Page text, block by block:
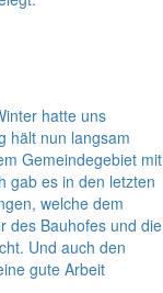
hatte uns
hält nun langsam
Gemeindegebiet mit
gab es in den letzten
welche dem
des Bauhofes und die
Und auch den
gute Arbeit